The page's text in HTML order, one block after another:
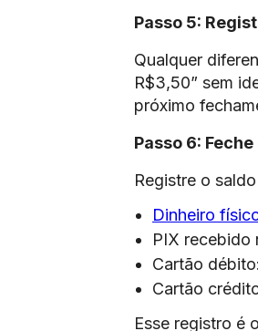
Passo 5:
Qualquer
R$3,50” sem
próximo
Passo 6:
Registre o
Dinheiro
PIX recebido
Cartão
Cartão
Esse registro é